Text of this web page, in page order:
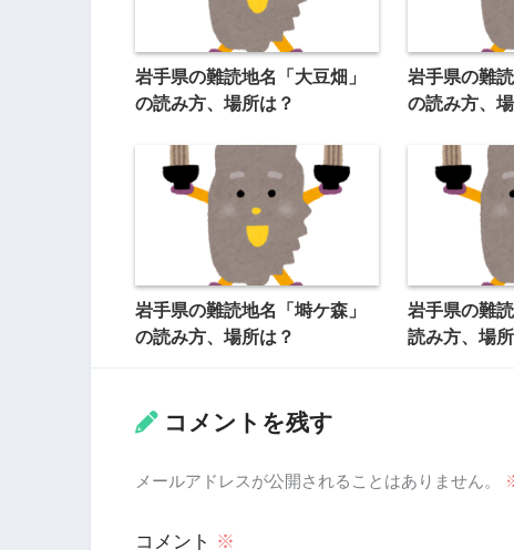
岩手県の難読地名「大豆畑」
の読み方、場所は？
岩手県の難
の読み方、
岩手県の難読地名「塒ケ森」
の読み方、場所は？
岩手県の難
読み方、場
コメントを残す
メールアドレスが公開されることはありません。
コメント ※